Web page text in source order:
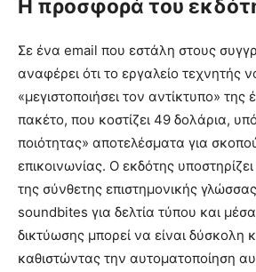
Η προσφορά του
Σε ένα email που εστάλη στους
αναφέρει ότι το εργαλείο τεχνητής
«μεγιστοποιήσει τον αντίκτυπο»
πακέτο, που κοστίζει 49 δολάρια,
ποιότητας» αποτελέσματα για
επικοινωνίας. Ο εκδότης
της σύνθετης επιστημονικής
soundbites για δελτία τύπου και
δικτύωσης μπορεί να είναι δύσκολη
καθιστώντας την αυτοματοποίηση